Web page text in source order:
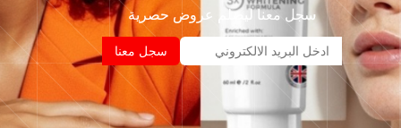
سجل معنا ليصلم عروض حصرية